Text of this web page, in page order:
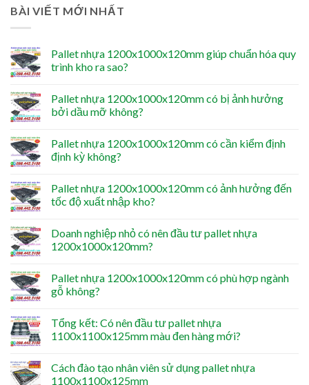
BÀI VIẾT MỚI NHẤT
Pallet nhựa 1200x1000x120mm giúp chuẩn hóa quy
trình kho ra sao?
Pallet nhựa 1200x1000x120mm có bị ảnh hưởng
bởi dầu mỡ không?
Pallet nhựa 1200x1000x120mm có cần kiểm định
định kỳ không?
Pallet nhựa 1200x1000x120mm có ảnh hưởng đến
tốc độ xuất nhập kho?
Doanh nghiệp nhỏ có nên đầu tư pallet nhựa
1200x1000x120mm?
Pallet nhựa 1200x1000x120mm có phù hợp ngành
gỗ không?
Tổng kết: Có nên đầu tư pallet nhựa
1100x1100x125mm màu đen hàng mới?
Cách đào tạo nhân viên sử dụng pallet nhựa
1100x1100x125mm